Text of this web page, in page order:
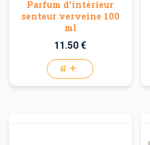
Parfum d'intérieur
senteur verveine 100
ml
11.50 €
🛒